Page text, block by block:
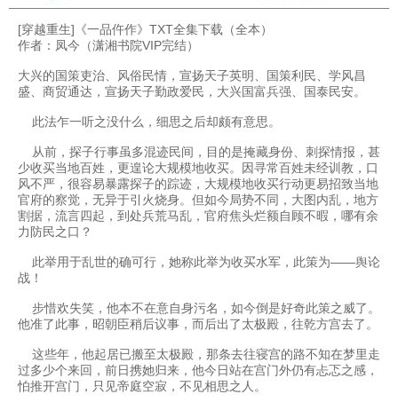
[穿越重生]《一品仵作》TXT全集下载（全本）
作者：凤今（潇湘书院VIP完结）
大兴的国策吏治、风俗民情，宣扬天子英明、国策利民、学风昌
盛、商贸通达，宣扬天子勤政爱民，大兴国富兵强、国泰民安。
此法乍一听之没什么，细思之后却颇有意思。
从前，探子行事虽多混迹民间，目的是掩藏身份、刺探情报，甚
少收买当地百姓，更遑论大规模地收买。因寻常百姓未经训教，口
风不严，很容易暴露探子的踪迹，大规模地收买行动更易招致当地
官府的察觉，无异于引火烧身。但如今局势不同，大图内乱，地方
割据，流言四起，到处兵荒马乱，官府焦头烂额自顾不暇，哪有余
力防民之口？
此举用于乱世的确可行，她称此举为收买水军，此策为——舆论
战！
步惜欢失笑，他本不在意自身污名，如今倒是好奇此策之威了。
他准了此事，昭朝臣稍后议事，而后出了太极殿，往乾方宫去了。
这些年，他起居已搬至太极殿，那条去往寝宫的路不知在梦里走
过多少个来回，前日携她归来，他今日站在宫门外仍有忐忑之感，
怕推开宫门，只见帝庭空寂，不见相思之人。